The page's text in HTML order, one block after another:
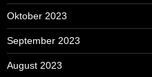
Oktober 2023
September 2023
August 2023